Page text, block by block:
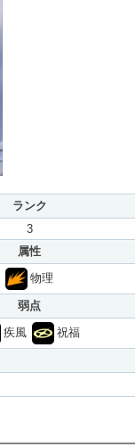
ランク
3
属性
物理
弱点
疾風 祝福